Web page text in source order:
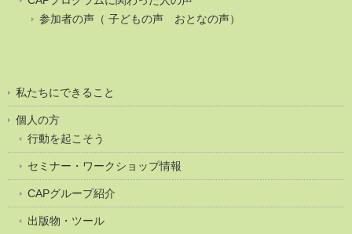
参加者の声（ 子どもの声 おとなの声）
私たちにできること
個人の方
行動を起こそう
セミナー・ワークショップ情報
CAPグループ紹介
出版物・ツール